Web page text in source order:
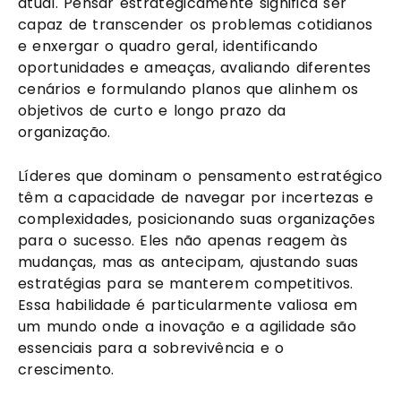
capaz de transcender os problemas cotidianos
e enxergar o quadro geral, identificando
oportunidades e ameaças, avaliando diferentes
cenários e formulando planos que alinhem os
objetivos de curto e longo prazo da
organização.
Líderes que dominam o pensamento estratégico
têm a capacidade de navegar por incertezas e
complexidades, posicionando suas organizações
para o sucesso. Eles não apenas reagem às
mudanças, mas as antecipam, ajustando suas
estratégias para se manterem competitivos.
Essa habilidade é particularmente valiosa em
um mundo onde a inovação e a agilidade são
essenciais para a sobrevivência e o
crescimento.